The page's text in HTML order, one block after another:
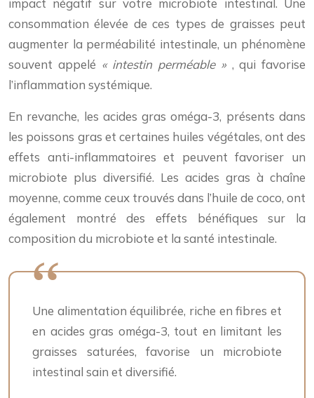
impact négatif sur votre microbiote intestinal. Une
consommation élevée de ces types de graisses peut
augmenter la perméabilité intestinale, un phénomène
souvent appelé « intestin perméable » , qui favorise
l’inflammation systémique.
En revanche, les acides gras oméga-3, présents dans
les poissons gras et certaines huiles végétales, ont des
effets anti-inflammatoires et peuvent favoriser un
microbiote plus diversifié. Les acides gras à chaîne
moyenne, comme ceux trouvés dans l’huile de coco, ont
également montré des effets bénéfiques sur la
composition du microbiote et la santé intestinale.
Une alimentation équilibrée, riche en fibres et
en acides gras oméga-3, tout en limitant les
graisses saturées, favorise un microbiote
intestinal sain et diversifié.